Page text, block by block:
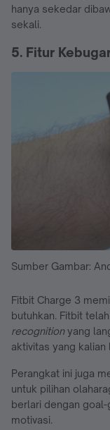
hanya sekedar
sekali.
5. Fitur
Sumber Gambar:
Fitbit Charge 3
butuhkan. Fitbit
recognitionyang
aktivitas yang kalian
Perangkat ini juga
untuk pilihan
berlari dengan
motivasi.